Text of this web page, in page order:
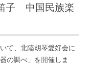
子 中国民族楽
て、北陸胡琴愛好会に
の調べ」を開催しま